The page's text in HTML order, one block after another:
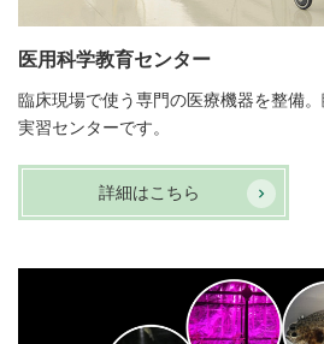
医用科学教育センター
臨床現場で使う専門の医療機器を整備
実習センターです。
詳細はこちら